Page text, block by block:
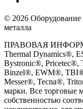
© 2026 Оборудование
металла
ПРАВОВАЯ
Thermal Dynamics®,
Bystronic®, Pricetec®,
Binzel®, EWM®,
Messer®, Tecna®,
марки. Все торговые
собственностью